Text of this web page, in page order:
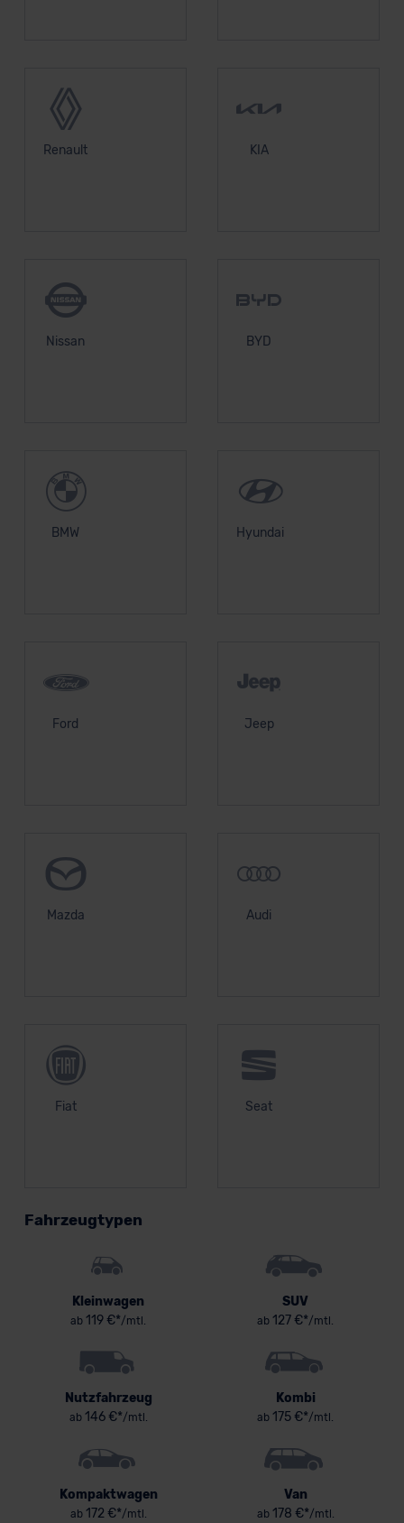
Renault KIA
Nissan BYD
BMW Hyundai
Ford Jeep
Mazda Audi
Fiat Seat
Fahrzeugtypen
Kleinwagen
ab 119 €*/mtl.
SUV
ab 127 €*/mtl.
Nutzfahrzeug
ab146 €*/mtl.
Kombi
ab 175 €*/mtl.
Kompaktwagen
ab172 €*/mtl.
Van
ab178 €*/mtl.